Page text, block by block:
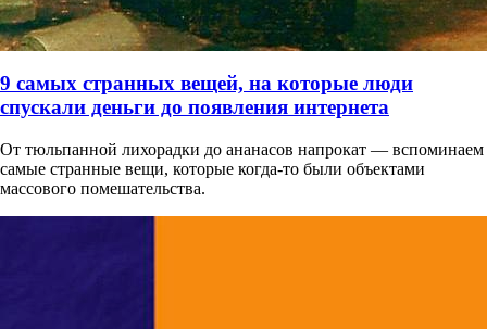
9 самых странных вещей, на которые люди
спускали деньги до появления интернета
От тюльпанной лихорадки до ананасов напрокат — вспоминаем
самые странные вещи, которые когда-то были объектами
массового помешательства.